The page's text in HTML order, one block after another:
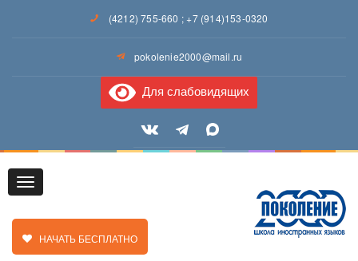
(4212) 755-660 ;+7 (914)153-0320
pokolenie2000@mail.ru
Для слабовидящих
Toggle
ЗАКАЗАТЬ ЗВОНОК
НАЧАТЬ БЕСПЛАТНО